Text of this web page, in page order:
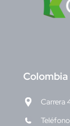
Colombia
Carrera